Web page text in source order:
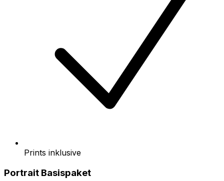
Prints inklusive
Portrait Basispaket